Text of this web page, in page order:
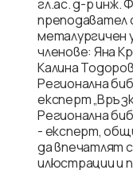
гл.ас. д-р инж.
преподавател
членове: Яна
Калина
Регионална
експерт
Регионална
- експерт,
да впечатлят
илюстрации и